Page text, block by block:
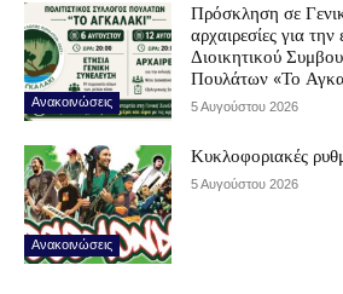
Ανακοινώσεις
Πρόσκληση σε
αρχαιρεσίες για
Διοικητικού
Πουλάτων «Το
5 Αυγούστου 2026
Ανακοινώσεις
Κυκλοφοριακές
5 Αυγούστου 2026